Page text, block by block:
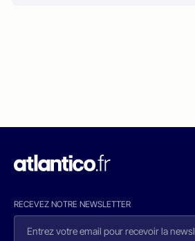
RECEVEZ NOTRE NEWSLETTER